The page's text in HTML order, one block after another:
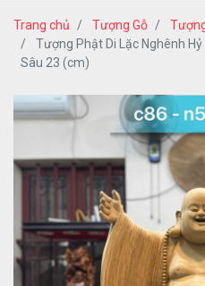
Trang chủ Tượng Gỗ
Tượng Phật Di Lặc Nghênh
Sâu 23 (cm)